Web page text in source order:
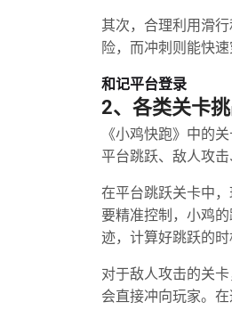
其次，合理利用滑
险，而冲刺则能快
和记平台登录
2、各类关卡
《小鸡快跑》中的
平台跳跃、敌人攻
在平台跳跃关卡中
要精准控制，小鸡
迹，计算好跳跃的时
对于敌人攻击的关
会直接冲向玩家。